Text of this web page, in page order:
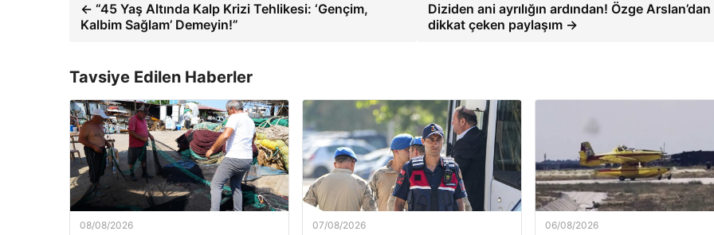
← “45 Yaş Altında Kalp Krizi Tehlikesi: ‘Gençim,
Kalbim Sağlam’ Demeyin!”
Diziden ani ayrılığın ardından! Özge Arslan’dan
dikkat çeken paylaşım →
Tavsiye Edilen Haberler
08/08/2026 07/08/2026 06/08/2026